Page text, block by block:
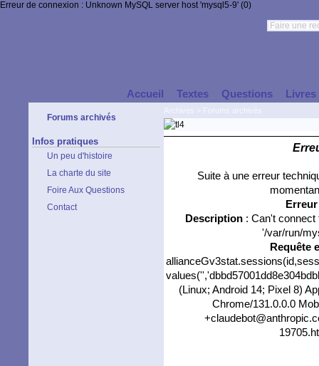
Erreur de connexion : Unknown MySQL server host 'mysql5-9' (0)
Accueil Textes Questions Livres
Forums archivés
Infos pratiques
Un peu d'histoire
La charte du site
Foire Aux Questions
Contact
Suite à une erreur
Description: Can't connect
'/var/run/
Requête
(Linux; Android 14; Pixel 8)
Chrome/131.0.0.0